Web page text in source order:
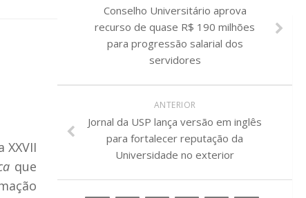
que
Conselho Universitário aprova
recurso de quase R$ 190 milhões
para progressão salarial dos
servidores
ANTERIOR
Jornal da USP lança versão em inglês
para fortalecer reputação da
Universidade no exterior